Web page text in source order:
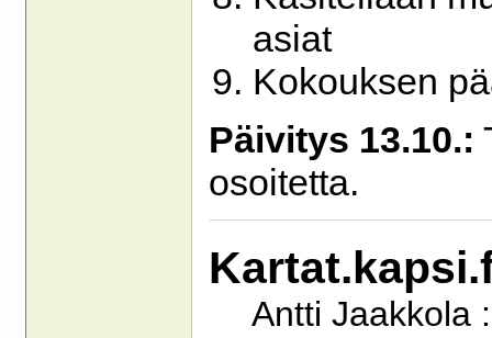
asiat
Kokouksen
Päivitys 13.10.:
osoitetta.
Antti Jaakkola